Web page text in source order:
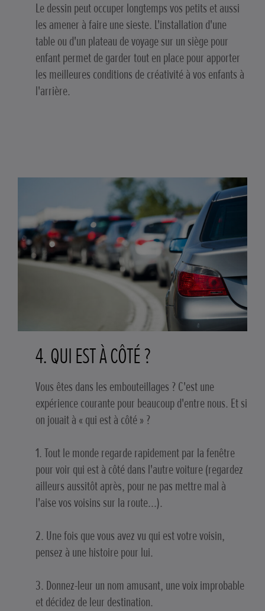
Le dessin peut occuper longtemps vos petits et aussi
les amener à faire une sieste. L'installation d'une
table ou d'un plateau de voyage sur un siège pour
enfant permet de garder tout en place pour apporter
les meilleures conditions de créativité à vos enfants à
l'arrière.
4. QUI EST À CÔTÉ ?
Vous êtes dans les embouteillages ? C'est une
expérience courante pour beaucoup d'entre nous. Et si
on jouait à « qui est à côté » ?
1. Tout le monde regarde rapidement par la fenêtre
pour voir qui est à côté dans l'autre voiture (regardez
ailleurs aussitôt après, pour ne pas mettre mal à
l'aise vos voisins sur la route...).
2. Une fois que vous avez vu qui est votre voisin,
pensez à une histoire pour lui.
3. Donnez-leur un nom amusant, une voix improbable
et décidez de leur destination.